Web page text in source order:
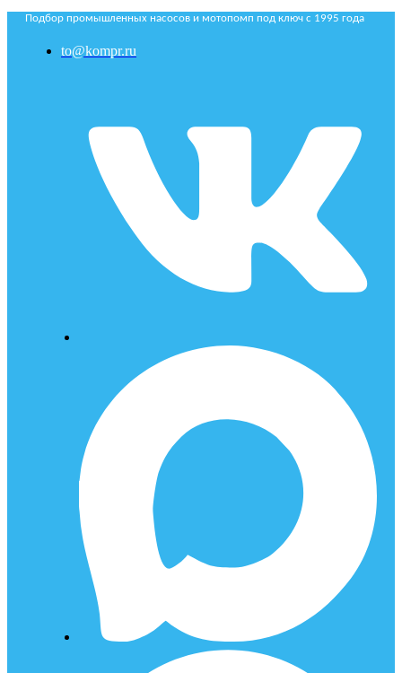
Подбор промышленных насосов и мотопомп под ключ с 1995 года
to@kompr.ru